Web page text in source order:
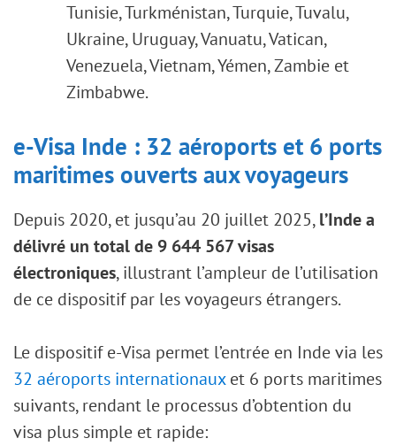
Tunisie, Turkménistan, Turquie, Tuvalu,
Ukraine, Uruguay, Vanuatu, Vatican,
Venezuela, Vietnam, Yémen, Zambie et
Zimbabwe.
e-Visa Inde : 32 aéroports et 6 ports
maritimes ouverts aux voyageurs
Depuis 2020, et jusqu’au 20 juillet 2025,l’Inde a
délivré un total de 9 644 567 visas
électroniques, illustrant l’ampleur de l’utilisation
de ce dispositif par les voyageurs étrangers.
Le dispositif e-Visa permet l’entrée en Inde via les
32 aéroports internationauxet 6 ports maritimes
suivants, rendant le processus d’obtention du
visa plus simple et rapide: